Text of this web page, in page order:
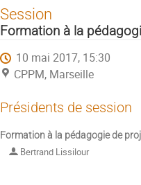
Session
Formation à la
10 mai 2017, 15:30
CPPM, Marseille
Présidents de session
Formation à la pédagogie de
Bertrand Lissilour